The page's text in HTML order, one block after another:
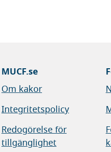
MUCF.se
Om kakor
Integritetspolicy
Redogörelse för
tillgänglighet